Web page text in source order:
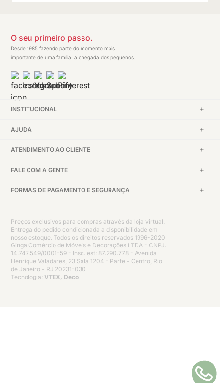
O seu primeiro passo.
Desde 1985 fazendo parte do momento mais
importante de uma família: a chegada dos pequenos.
INSTITUCIONAL
AJUDA
ATENDIMENTO AO CLIENTE
FALE COM A GENTE
FORMAS DE PAGAMENTO E SEGURANÇA
Preços exclusivos para compras através da loja virtual.
Entrega do pedido condicionada a disponibilidade em
nosso estoque. Todos os direitos reservados 1996-2020
Ginga Comércio de Móveis e Decorações LTDA - CNPJ:
14.747.549/0001-59 - Insc. est: 87.290.778 - Avenida
Henrique Valadares, 23 Sala 1204 - Parte - Centro, Rio
de Janeiro - RJ 20231-030
Tecnologia: VTEX, Deco